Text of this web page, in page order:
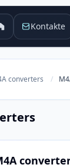
Kontakte
converters /